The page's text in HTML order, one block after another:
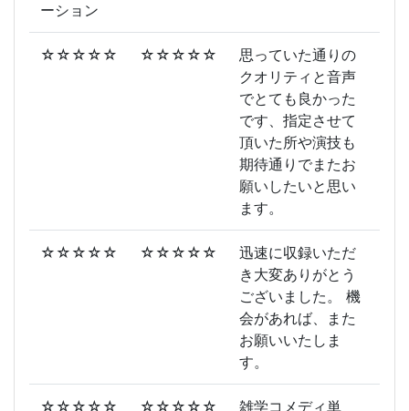
ーション
☆☆☆☆☆ ☆☆☆☆☆
思っていた通りの
クオリティと音声
でとても良かった
です、指定させて
頂いた所や演技も
期待通りでまたお
願いしたいと思い
ます。
☆☆☆☆☆ ☆☆☆☆☆
迅速に収録いただ
き大変ありがとう
ございました。 機
会があれば、また
お願いいたしま
す。
☆☆☆☆☆ ☆☆☆☆☆
雑学コメディ単